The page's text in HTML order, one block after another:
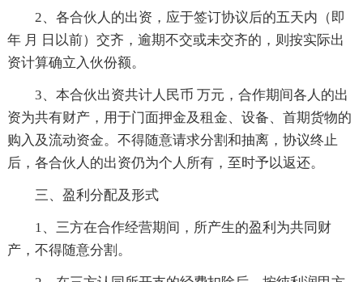
2、各合伙人的出资，应于签订协议后的五天内（即
年 月 日以前）交齐，逾期不交或未交齐的，则按实际出
资计算确立入伙份额。
3、本合伙出资共计人民币 万元，合作期间各人的出
资为共有财产，用于门面押金及租金、设备、首期货物的
购入及流动资金。不得随意请求分割和抽离，协议终止
后，各合伙人的出资仍为个人所有，至时予以返还。
三、盈利分配及形式
1、三方在合作经营期间，所产生的盈利为共同财
产，不得随意分割。